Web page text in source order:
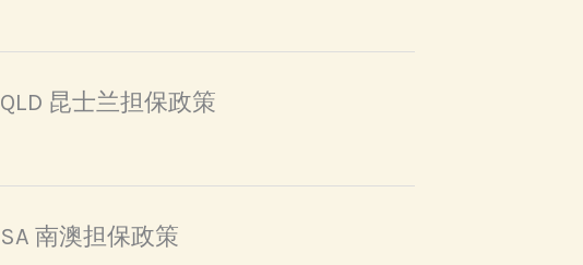
QLD 昆士兰担保政策
SA 南澳担保政策